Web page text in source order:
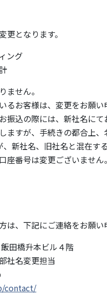
となります。
ング
ません。
お客様は、変更をお願い
込の際には、新社名にて
すが、手続きの都合上、
新社名、旧社名と混在す
番号は変更ございません。
、下記にご連絡をお願い
田橋升本ビル４階
社名変更担当
contact/